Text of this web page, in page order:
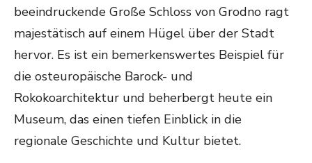
beeindruckende Große Schloss von Grodno ragt
majestätisch auf einem Hügel über der Stadt
hervor. Es ist ein bemerkenswertes Beispiel für
die osteuropäische Barock- und
Rokokoarchitektur und beherbergt heute ein
Museum, das einen tiefen Einblick in die
regionale Geschichte und Kultur bietet.